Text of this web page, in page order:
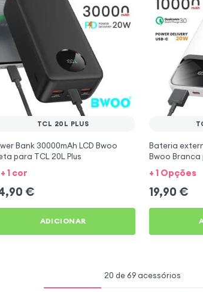
TCL 20L PLUS
Bank 30000mAh LCD Bwoo
para TCL 20L Plus
+ 1 cor
€
ADICIONAR
Bateria
Bwoo Branca
+ 1 Opções
19,90 €
20 de 69 acessórios